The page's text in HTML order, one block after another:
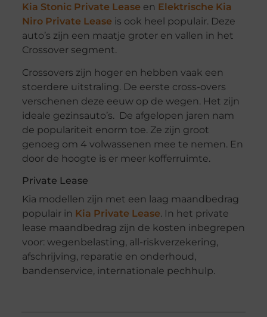
Kia Stonic Private Lease en Elektrische Kia
Niro Private Lease is ook heel populair. Deze
auto’s zijn een maatje groter en vallen in het
Crossover segment.
Crossovers zijn hoger en hebben vaak een
stoerdere uitstraling. De eerste cross-overs
verschenen deze eeuw op de wegen. Het zijn
ideale gezinsauto’s. De afgelopen jaren nam
de populariteit enorm toe. Ze zijn groot
genoeg om 4 volwassenen mee te nemen. En
door de hoogte is er meer kofferruimte.
Private Lease
Kia modellen zijn met een laag maandbedrag
populair in Kia Private Lease. In het private
lease maandbedrag zijn de kosten inbegrepen
voor: wegenbelasting, all-riskverzekering,
afschrijving, reparatie en onderhoud,
bandenservice, internationale pechhulp.